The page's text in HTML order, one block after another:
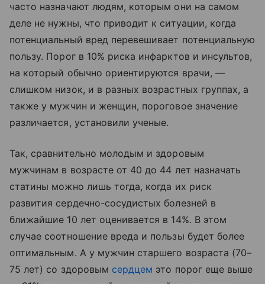
часто назначают людям, которым они на самом
деле не нужны, что приводит к ситуации, когда
потенциальный вред перевешивает потенциальную
пользу. Порог в 10% риска инфарктов и инсультов,
на который обычно ориентируются врачи, —
слишком низок, и в разных возрастных группах, а
также у мужчин и женщин, пороговое значение
различается, установили ученые.
Так, сравнительно молодым и здоровым
мужчинам в возрасте от 40 до 44 лет назначать
статины можно лишь тогда, когда их риск
развития сердечно-сосудистых болезней в
ближайшие 10 лет оценивается в 14%. В этом
случае соотношение вреда и пользы будет более
оптимальным. А у мужчин старшего возраста (70–
75 лет) со здоровым сердцем это порог еще выше